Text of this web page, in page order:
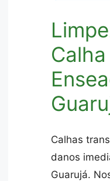
Calhas
danos
Guarujá.